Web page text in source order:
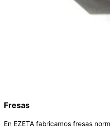
Fresas
En EZETA fabricamos fresas